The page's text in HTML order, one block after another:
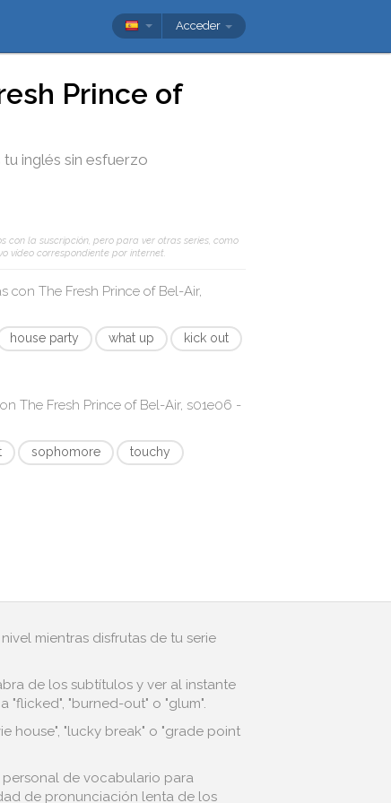
Acceder
Prince of
tu inglés sin esfuerzo
con la suscripción, pero para ver otras series, como
vídeo correspondiente por internet.
conThe Fresh Prince of Bel-Air,
house party what up
kick out
The Fresh Prince of Bel-Air, s01e06 -
sophomore
touchy
mientras disfrutas de tu serie
de los subtítulos y ver al instante
"burned-out" o "glum".
house", "lucky break" o "grade point
personal de vocabulario para
de pronunciación lenta de los